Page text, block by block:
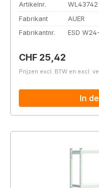
Artikelnr.
WL43742
Fabrikant
AUER
Fabrikantnr.
ESD
Normale prijs:
CHF 25,42
Prijzen excl. BTW en excl.
In